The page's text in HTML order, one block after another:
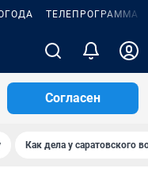
ТЕЛЕПРОГРАММА
Согласен
Как дела у саратовского